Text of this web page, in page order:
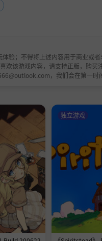
验；不得将上述内容用于商业或
欢该游戏内容，请支持正版，购
，我们会在第一时
独立游戏